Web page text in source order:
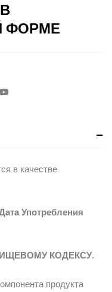
ФОРМЕ
в качестве
Употребления
КОДЕКСУ.
продукта